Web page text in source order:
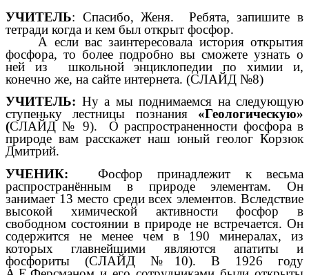
УЧИТЕЛЬ: Спасибо, Женя. Ребята, запишите в
тетради когда и кем был открыт фосфор.
А если вас заинтересовала история открытия
фосфора, то более подробно вы сможете узнать о
ней из школьной энциклопедии по химии и,
конечно же, на сайте интернета. (СЛАЙД №8)
УЧИТЕЛЬ: Ну а мы поднимаемся на следующую
ступеньку лестницы познания«Геологическую»
(СЛАЙД № 9). О распространенности фосфора в
природе вам расскажет наш юный геолог Корзюк
Дмитрий.
УЧЕНИК: Фосфор принадлежит к весьма
распространённым в природе элементам. Он
занимает 13 место среди всех элементов. Вследствие
высокой химической активности фосфор в
свободном состоянии в природе не встречается. Он
содержится не менее чем в 190 минералах, из
которых главнейшими являются апатиты и
фосфориты (СЛАЙД №10). В 1926 году